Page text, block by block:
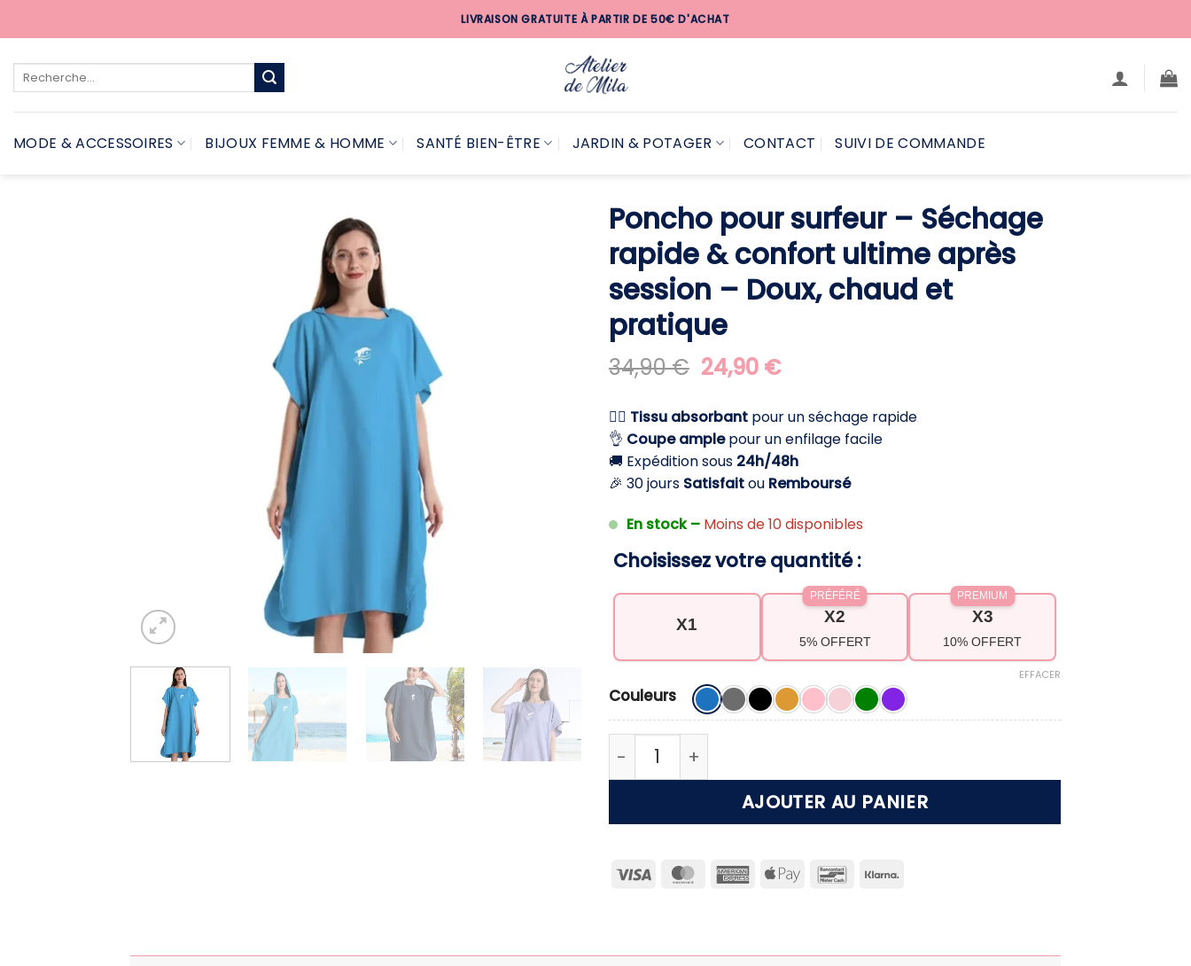
LIVRAISON GRATUITE À PARTIR DE 50€ D'ACHAT
Recherche
MODE & ACCESSOIRES BIJOUX FEMME & HOMME SANTÉ BIEN-ÊTRE JARDIN & POTAGER CONTACT SUIVI DE COMMANDE
Poncho pour surfeur – Séchage
rapide & confort ultime après
session – Doux, chaud et
pratique
34,90€ Le
prix
initial
était :
34,90 €.
24,90 €Le
actuel
est :
24,90 €.
🏄‍♂️ Tissu absorbant pour un séchage rapide
👌 Coupe amplepour un enfilage facile
🚚 Expédition sous 24h/48h
🎉 30 jours Satisfaitou Remboursé
En stock – Moins de 10 disponibles
Choisissez votre quantité :
X1 X2
5% OFFERT
PRÉFÉRÉ
X3
10% OFFERT
PREMIUM
Couleurs
EFFACER
quantité de Poncho pour surfeur – Séchage rapide & confort ultime
AJOUTER AU PANIER
Visa MasterCardAmericanApple
Bancontact
Klarna